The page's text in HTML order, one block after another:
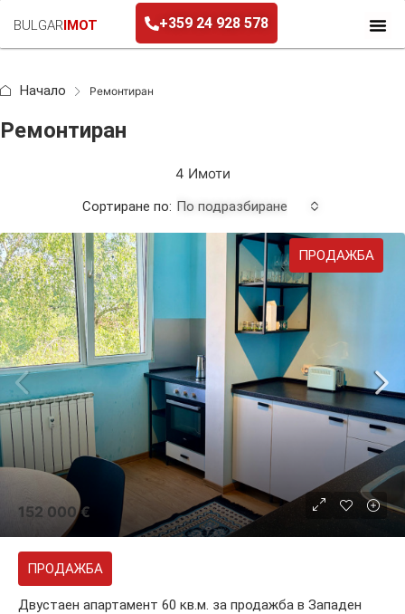
BULGARIMOT +359 24 928 578
Начало Ремонтиран
Ремонтиран
4 Имоти
Сортиране по: По подразбиране
ПРОДАЖБА
152 000 €
ПРОДАЖБА
Двустаен апартамент 60 кв.м. за продажба в Западен